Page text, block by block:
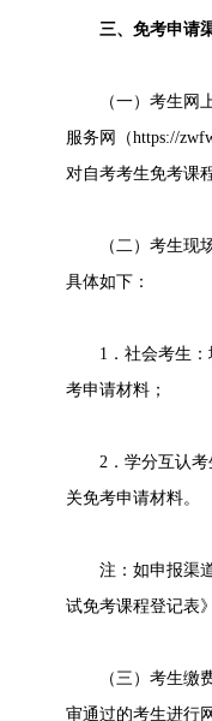
三、免考申请
（一）考生网上
服务网（https://
对自考考生免考课
（二）考生现场
具体如下：
1．社会考生：填
考申请材料；
2．学分互认考生
关免考申请材料。
注：如申报渠道
试免考课程登记表》
（三）考生缴费
审通过的考生进行